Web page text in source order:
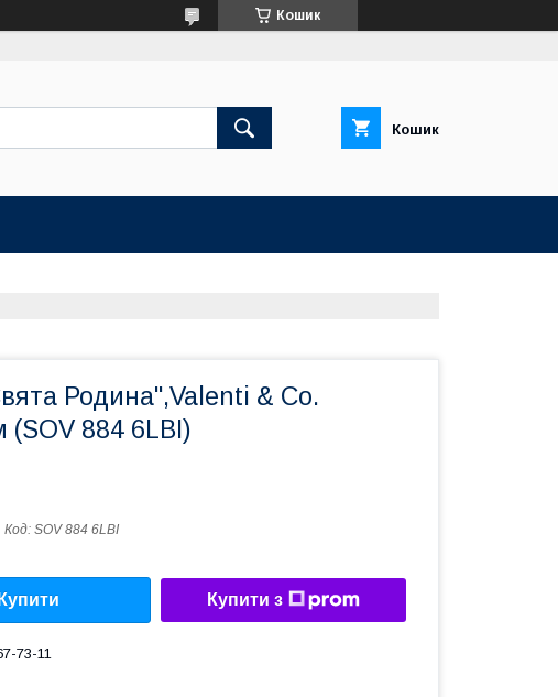
Кошик
Кошик
Родина",Valenti & Co.
(SOV 884 6LBI)
Код: SOV 884 6LBI
Купити Купити з
73-11